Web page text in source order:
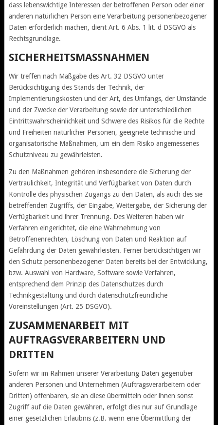
dass lebenswichtige Interessen der betroffenen Person oder einer
anderen natürlichen Person eine Verarbeitung personenbezogener
Daten erforderlich machen, dient Art. 6 Abs. 1 lit. d DSGVO als
Rechtsgrundlage.
SICHERHEITSMASSNAHMEN
Wir treffen nach Maßgabe des Art. 32 DSGVO unter
Berücksichtigung des Stands der Technik, der
Implementierungskosten und der Art, des Umfangs, der Umstände
und der Zwecke der Verarbeitung sowie der unterschiedlichen
Eintrittswahrscheinlichkeit und Schwere des Risikos für die Rechte
und Freiheiten natürlicher Personen, geeignete technische und
organisatorische Maßnahmen, um ein dem Risiko angemessenes
Schutzniveau zu gewährleisten.
Zu den Maßnahmen gehören insbesondere die Sicherung der
Vertraulichkeit, Integrität und Verfügbarkeit von Daten durch
Kontrolle des physischen Zugangs zu den Daten, als auch des sie
betreffenden Zugriffs, der Eingabe, Weitergabe, der Sicherung der
Verfügbarkeit und ihrer Trennung. Des Weiteren haben wir
Verfahren eingerichtet, die eine Wahrnehmung von
Betroffenenrechten, Löschung von Daten und Reaktion auf
Gefährdung der Daten gewährleisten. Ferner berücksichtigen wir
den Schutz personenbezogener Daten bereits bei der Entwicklung,
bzw. Auswahl von Hardware, Software sowie Verfahren,
entsprechend dem Prinzip des Datenschutzes durch
Technikgestaltung und durch datenschutzfreundliche
Voreinstellungen (Art. 25 DSGVO).
ZUSAMMENARBEIT MIT
AUFTRAGSVERARBEITERN UND
DRITTEN
Sofern wir im Rahmen unserer Verarbeitung Daten gegenüber
anderen Personen und Unternehmen (Auftragsverarbeitern oder
Dritten) offenbaren, sie an diese übermitteln oder ihnen sonst
Zugriff auf die Daten gewähren, erfolgt dies nur auf Grundlage
einer gesetzlichen Erlaubnis (z.B. wenn eine Übermittlung der